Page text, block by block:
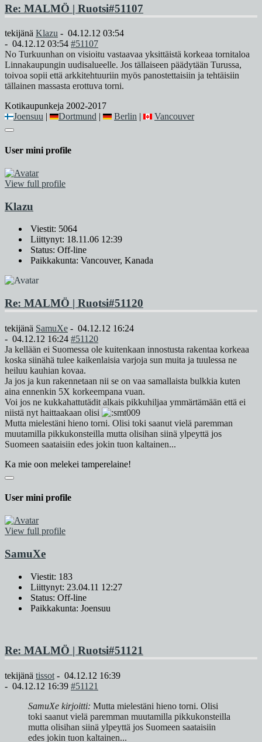
Re: MALMÖ | Ruotsi#51107
tekijänä Klazu - 04.12.12 03:54
- 04.12.12 03:54 #51107
No Turkuunhan on visioitu vastaavaa yksittäistä korkeaa tornitaloa
Linnakaupungin uudisalueelle. Jos tällaiseen päädytään Turussa,
toivoa sopii että arkkitehtuuriin myös panostettaisiin ja tehtäisiin
tällainen massasta erottuva torni.
Kotikaupunkeja 2002-2017
Joensuu | Dortmund | Berlin | Vancouver
User mini profile
View full profile
Klazu
Viestit: 5064
Liittynyt: 18.11.06 12:39
Status: Off-line
Paikkakunta: Vancouver, Kanada
Re: MALMÖ | Ruotsi#51120
tekijänä SamuXe - 04.12.12 16:24
- 04.12.12 16:24 #51120
Ja kellään ei Suomessa ole kuitenkaan innostusta rakentaa korkeaa
koska siinähä tulee kaikenlaisia varjoja sun muita ja tuulessa ne
heiluu kauhian kovaa.
Ja jos ja kun rakennetaan nii se on vaa samallaista bulkkia kuten
aina ennenkin 5X korkeempana vuan.
Voi jos ne kukkahattutädit alkais pikkuhiljaa ymmärtämään että ei
niistä nyt haittaakaan olisi
Mutta mielestäni hieno torni. Olisi toki saanut vielä paremman
muutamilla pikkukonsteilla mutta olisihan siinä ylpeyttä jos
Suomeen saataisiin edes jokin tuon kaltainen...
Ka mie oon melekei tamperelaine!
User mini profile
View full profile
SamuXe
Viestit: 183
Liittynyt: 23.04.11 12:27
Status: Off-line
Paikkakunta: Joensuu
Re: MALMÖ | Ruotsi#51121
tekijänä tissot - 04.12.12 16:39
- 04.12.12 16:39 #51121
SamuXe kirjoitti: Mutta mielestäni hieno torni. Olisi
toki saanut vielä paremman muutamilla pikkukonsteilla
mutta olisihan siinä ylpeyttä jos Suomeen saataisiin
edes jokin tuon kaltainen...